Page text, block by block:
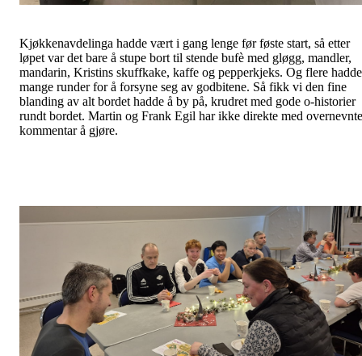
Kjøkkenavdelinga hadde vært i gang lenge før føste start, så etter
løpet var det bare å stupe bort til stende bufè med gløgg, mandler,
mandarin, Kristins skuffkake, kaffe og pepperkjeks. Og flere hadde
mange runder for å forsyne seg av godbitene. Så fikk vi den fine
blanding av alt bordet hadde å by på, krudret med gode o-historier
rundt bordet. Martin og Frank Egil har ikke direkte med overnevnte
kommentar å gjøre.